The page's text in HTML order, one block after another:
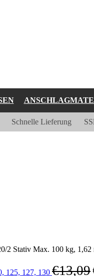
Schnelle Lieferung
2 Stativ Max. 100 kg, 1,62
125, 127, 130 €13,09